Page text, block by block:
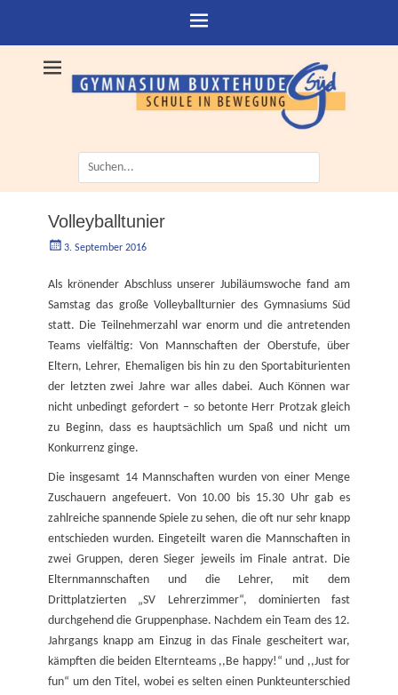
Suche
nach:
Volleyballtunier
Geschrieben
3. September 2016
Als krönender Abschluss unserer Jubiläumswoche fand am
Samstag das große Volleyballturnier des Gymnasiums Süd
statt. Die Teilnehmerzahl war enorm und die antretenden
Teams vielfältig: Von Mannschaften der Oberstufe, über
Eltern, Lehrer, Ehemaligen bis hin zu den Sportabiturienten
der letzten zwei Jahre war alles dabei. Auch Können war
nicht unbedingt gefordert – so betonte Herr Protzak gleich
zu Beginn, dass es hauptsächlich um Spaß und nicht um
Konkurrenz ginge.
Die insgesamt 14 Mannschaften wurden von einer Menge
Zuschauern angefeuert. Von 10.00 bis 15.30 Uhr gab es
zahlreiche spannende Spiele zu sehen, die oft nur sehr knapp
entschieden wurden. Eingeteilt waren die Mannschaften in
zwei Gruppen, deren Sieger jeweils im Finale antrat. Die
Elternmannschaften und die Lehrer, mit dem
Drittplatzierten „SV Lehrerzimmer“, dominierten fast
durchgehend die Gruppenphase. Nachdem ein Team des 12.
Jahrgangs knapp am Einzug in das Finale gescheitert war,
kämpften die beiden Elternteams ,,Be happy!“ und ,,Just for
fun“ um den Titel, wobei es selten einen Punkteunterschied